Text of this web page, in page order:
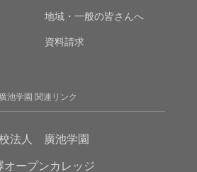
地域・一般の皆さんへ
資料請求
廣池学園 関連リンク
法人 廣池学園
オープンカレッジ